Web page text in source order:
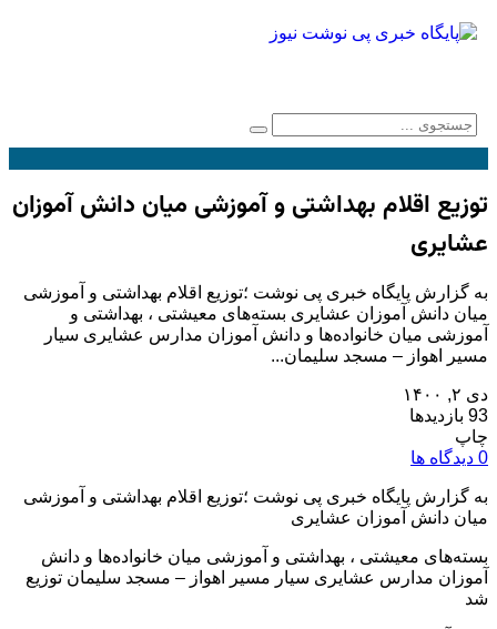
توزیع اقلام بهداشتی و آموزشی میان دانش آموزان
عشایری
به گزارش پایگاه خبری پی نوشت ؛توزیع اقلام بهداشتی و آموزشی
میان دانش آموزان عشایری بسته‌های معیشتی ، بهداشتی و
آموزشی میان خانواده‌ها و دانش آموزان مدارس عشایری سیار
مسیر اهواز – مسجد سلیمان...
دی ۲, ۱۴۰۰
93 بازدیدها
چاپ
0 دیدگاه ها
به گزارش پایگاه خبری پی نوشت ؛توزیع اقلام بهداشتی و آموزشی
میان دانش آموزان عشایری
بسته‌های معیشتی ، بهداشتی و آموزشی میان خانواده‌ها و دانش
آموزان مدارس عشایری سیار مسیر اهواز – مسجد سلیمان توزیع
شد